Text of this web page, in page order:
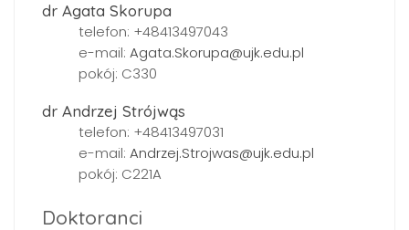
dr Agata Skorupa
telefon: +48413497043
e-mail: Agata.Skorupa@ujk.edu.pl
pokój: C330
dr Andrzej Strójwąs
telefon: +48413497031
e-mail: Andrzej.Strojwas@ujk.edu.pl
pokój: C221A
Doktoranci